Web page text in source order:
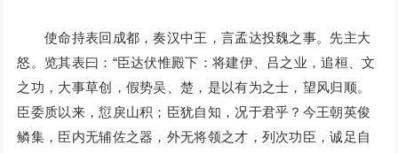
使命持表回成都，奏汉中王，言孟达投魏之事。先主大
怒。览其表曰：“臣达伏惟殿下：将建伊、吕之业，追桓、文
之功，大事草创，假势吴、楚，是以有为之士，望风归顺。
臣委质以来，愆戾山积；臣犹自知，况于君乎？今王朝英俊
鳞集，臣内无辅佐之器，外无将领之才，列次功臣，诚足自